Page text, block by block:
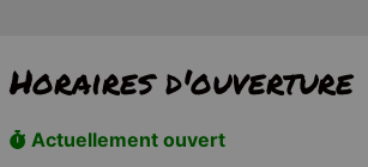
Horaires d'ouverture
Actuellement ouvert